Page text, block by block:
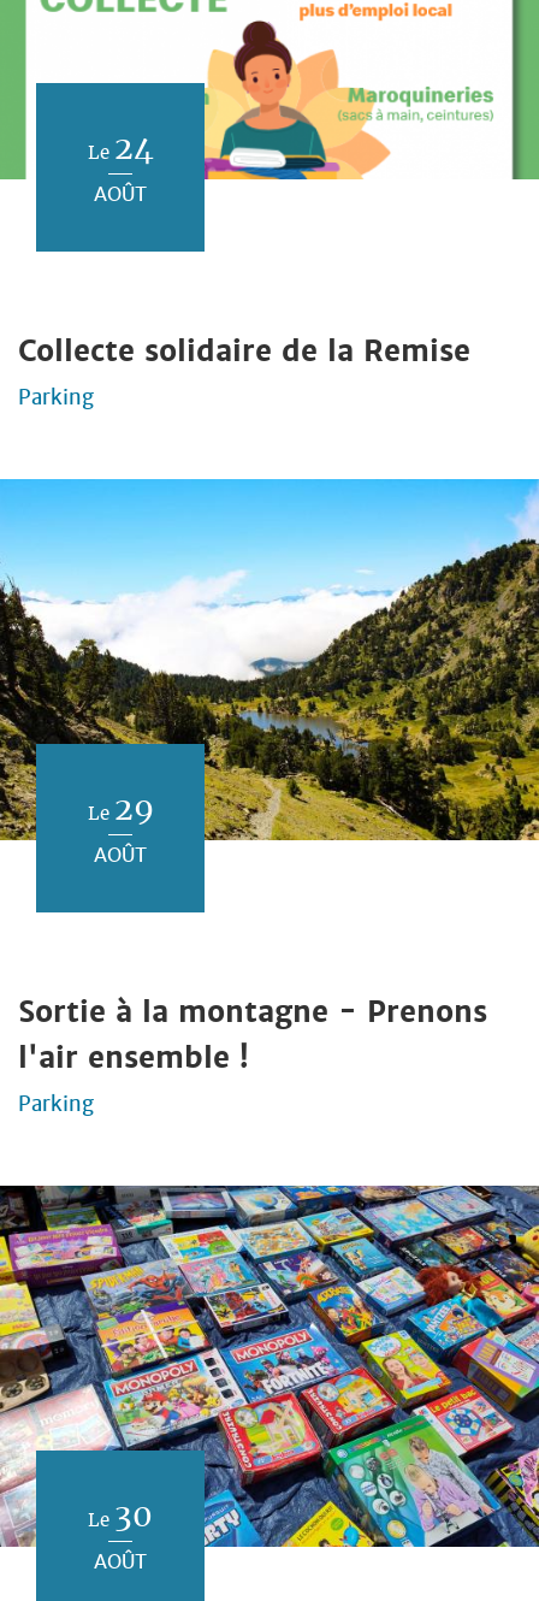
Le 24
AOÛT
Collecte solidaire de la Remise
Parking
Le 29
AOÛT
Sortie à la montagne - Prenons
l'air ensemble !
Parking
Le 30
AOÛT